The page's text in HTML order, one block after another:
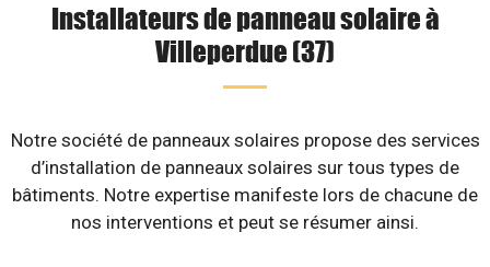
Installateurs de panneau solaire à
Villeperdue (37)
Notre société de panneaux solaires propose des services
d’installation de panneaux solaires sur tous types de
bâtiments. Notre expertise manifeste lors de chacune de
nos interventions et peut se résumer ainsi.